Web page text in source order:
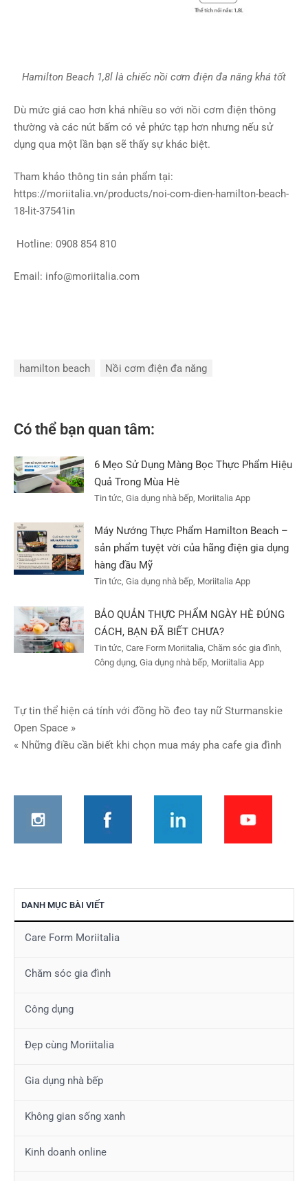
Hamilton Beach 1,8l là chiếc nồi cơm điện đa năng khá tốt
Dù mức giá cao hơn khá nhiều so với nồi cơm điện thông
thường và các nút bấm có vẻ phức tạp hơn nhưng nếu sử
dụng qua một lần bạn sẽ thấy sự khác biệt.
Tham khảo thông tin sản phẩm tại:
https://moriitalia.vn/products/noi-com-dien-hamilton-beach-
18-lit-37541in
Hotline: 0908 854 810
Email: info@moriitalia.com
hamilton beach Nồi cơm điện đa năng
Có thể bạn quan tâm:
6 Mẹo Sử Dụng Màng Bọc Thực Phẩm Hiệu
Quả Trong Mùa Hè
Tin tức, Gia dụng nhà bếp, Moriitalia App
Máy Nướng Thực Phẩm Hamilton Beach –
sản phẩm tuyệt vời của hãng điện gia dụng
hàng đầu Mỹ
Tin tức, Gia dụng nhà bếp, Moriitalia App
BẢO QUẢN THỰC PHẨM NGÀY HÈ ĐÚNG
CÁCH, BẠN ĐÃ BIẾT CHƯA?
Tin tức, Care Form Moriitalia, Chăm sóc gia đình,
Công dụng, Gia dụng nhà bếp, Moriitalia App
Điều
hướng
viết
Tự tin thể hiện cá tính với đồng hồ đeo tay nữ Sturmanskie
Open Space »
« Những điều cần biết khi chọn mua máy pha cafe gia đình
DANH MỤC BÀI VIẾT
Care Form Moriitalia
Chăm sóc gia đình
Công dụng
Đẹp cùng Moriitalia
Gia dụng nhà bếp
Không gian sống xanh
Kinh doanh online